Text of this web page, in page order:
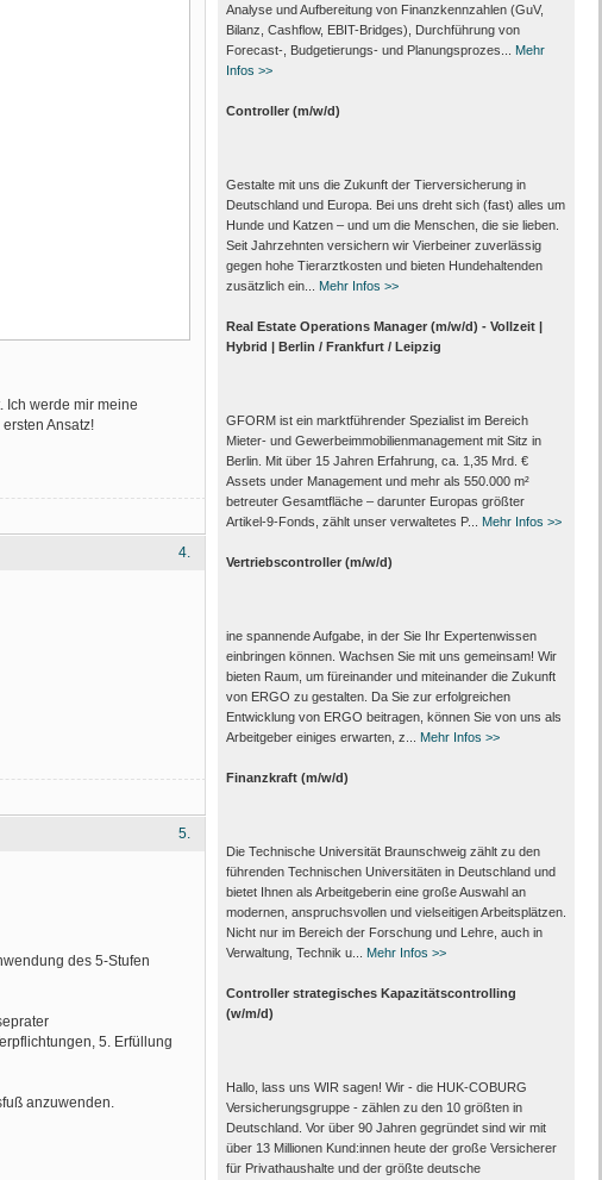
Ich werde mir meine
Ansatz!
4.
5.
des 5-Stufen
5. Erfüllung
anzuwenden.
Analyse und Aufbereitung von Finanzkennzahlen (GuV,
Bilanz, Cashflow, EBIT-Bridges), Durchführung von
Forecast‑, Budgetierungs‑ und Planungsprozes...
Mehr
Infos >>
Controller (m/w/d)
Gestalte mit uns die Zukunft der Tierversicherung in
Deutschland und Europa. Bei uns dreht sich (fast) alles um
Hunde und Katzen – und um die Menschen, die sie lieben.
Seit Jahrzehnten versichern wir Vierbeiner zuverlässig
gegen hohe Tierarztkosten und bieten Hundehaltenden
zusätzlich ein...
Mehr Infos >>
Real Estate Operations Manager (m/w/d) - Vollzeit |
Hybrid | Berlin / Frankfurt / Leipzig
GFORM ist ein marktführender Spezialist im Bereich
Mieter- und Gewerbeimmobilienmanagement mit Sitz in
Berlin. Mit über 15 Jahren Erfahrung, ca. 1,35 Mrd. €
Assets under Management und mehr als 550.000 m²
betreuter Gesamtfläche – darunter Europas größter
Artikel-9-Fonds, zählt unser verwaltetes P...
Mehr Infos >>
Vertriebscontroller (m/w/d)
ine spannende Aufgabe, in der Sie Ihr Expertenwissen
einbringen können. Wachsen Sie mit uns gemeinsam! Wir
bieten Raum, um füreinander und miteinander die Zukunft
von ERGO zu gestalten. Da Sie zur erfolgreichen
Entwicklung von ERGO beitragen, können Sie von uns als
Arbeitgeber einiges erwarten, z...
Mehr Infos >>
Finanzkraft (m/w/d)
Die Technische Universität Braunschweig zählt zu den
führenden Technischen Universitäten in Deutschland und
bietet Ihnen als Arbeit­geberin eine große Auswahl an
modernen, anspruchsvollen und vielseitigen Arbeits­plätzen.
Nicht nur im Bereich der Forschung und Lehre, auch in
Verwaltung, Technik u...
Mehr Infos >>
Controller strategisches Kapazitätscontrolling
(w/m/d)
Hallo, lass uns WIR sagen! Wir - die HUK-COBURG
Versicherungsgruppe - zählen zu den 10 größten in
Deutschland. Vor über 90 Jahren gegründet sind wir mit
über 13 Millionen Kund:innen heute der große Versicherer
für Privathaushalte und der größte deutsche